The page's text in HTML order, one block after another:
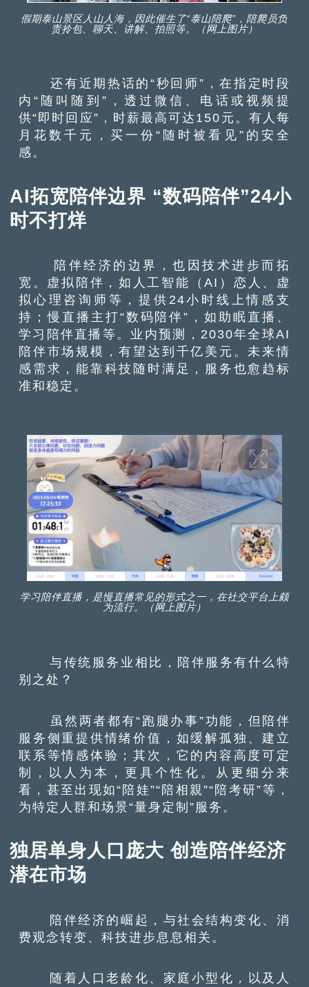
假期泰山景区人山人海，因此催生了“泰山陪爬”，陪爬员负
责拎包、聊天、讲解、拍照等。（网上图片）
还有近期热话的“秒回师”，在指定时段
内“随叫随到”，透过微信、电话或视频提
供“即时回应”，时薪最高可达150元。有人每
月花数千元，买一份“随时被看见”的安全
感。
AI拓宽陪伴边界 “数码陪伴”24小
时不打烊
陪伴经济的边界，也因技术进步而拓
宽。虚拟陪伴，如人工智能（AI）恋人、虚
拟心理咨询师等，提供24小时线上情感支
持；慢直播主打“数码陪伴”，如助眠直播、
学习陪伴直播等。业内预测，2030年全球AI
陪伴市场规模，有望达到千亿美元。未来情
感需求，能靠科技随时满足，服务也愈趋标
准和稳定。
学习陪伴直播，是慢直播常见的形式之一，在社交平台上颇
为流行。（网上图片）
与传统服务业相比，陪伴服务有什么特
别之处？
虽然两者都有“跑腿办事”功能，但陪伴
服务侧重提供情绪价值，如缓解孤独、建立
联系等情感体验；其次，它的内容高度可定
制，以人为本，更具个性化。从更细分来
看，甚至出现如“陪娃”“陪相親”“陪考研”等，
为特定人群和场景“量身定制”服务。
独居单身人口庞大 创造陪伴经济
潜在市场
陪伴经济的崛起，与社会结构变化、消
费观念转变、科技进步息息相关。
随着人口老龄化、家庭小型化，以及人